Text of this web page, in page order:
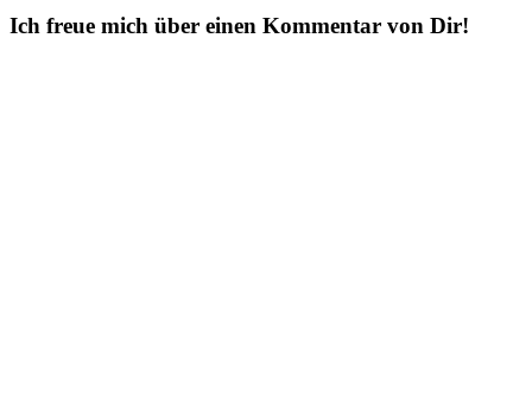
Ich freue mich über einen Kommentar von Dir!